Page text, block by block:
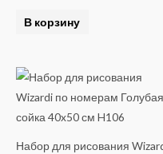
В корзину
Набор для рисования